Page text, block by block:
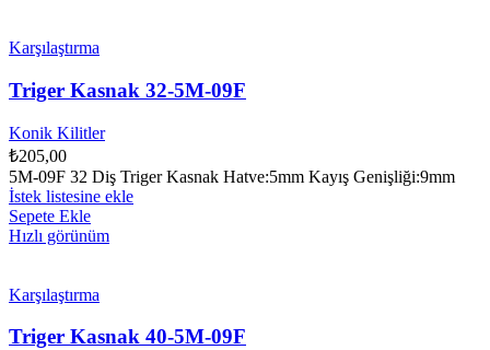
Karşılaştırma
Triger Kasnak 32-5M-09F
Konik Kilitler
₺205,00
5M-09F 32 Diş Triger Kasnak Hatve:5mm Kayış Genişliği:9mm
İstek listesine ekle
Sepete Ekle
Hızlı görünüm
Karşılaştırma
Triger Kasnak 40-5M-09F